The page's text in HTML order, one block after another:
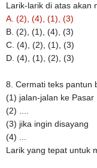
Larik-larik di atas akan
A. (2), (4), (1), (3)
B. (2), (1), (4), (3)
C. (4), (2), (1), (3)
D. (4), (1), (2), (3)
8. Cermati teks pantun
(1) jalan-jalan ke Pasar
(2) ....
(3) jika ingin disayang
(4) ...
Larik yang tepat untuk